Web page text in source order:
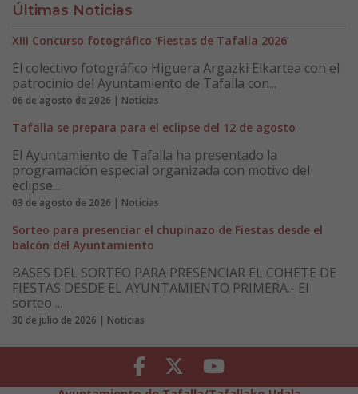
Últimas Noticias
XIII Concurso fotográfico ‘Fiestas de Tafalla 2026’
El colectivo fotográfico Higuera Argazki Elkartea con el
patrocinio del Ayuntamiento de Tafalla con...
06 de agosto de 2026 | Noticias
Tafalla se prepara para el eclipse del 12 de agosto
El Ayuntamiento de Tafalla ha presentado la
programación especial organizada con motivo del
eclipse...
03 de agosto de 2026 | Noticias
Sorteo para presenciar el chupinazo de Fiestas desde el
balcón del Ayuntamiento
BASES DEL SORTEO PARA PRESENCIAR EL COHETE DE
FIESTAS DESDE EL AYUNTAMIENTO PRIMERA.- El
sorteo ...
30 de julio de 2026 | Noticias
Facebook Twitter Youtube